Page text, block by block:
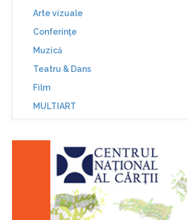
Arte vizuale
Conferinţe
Muzică
Teatru & Dans
Film
MULTIART